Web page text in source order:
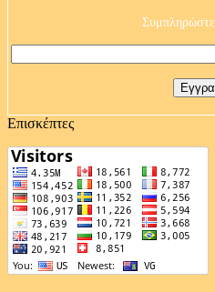
Επισκέπτες